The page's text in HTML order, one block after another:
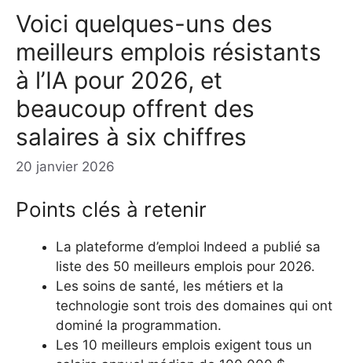
Voici quelques-uns des
meilleurs emplois résistants
à l’IA pour 2026, et
beaucoup offrent des
salaires à six chiffres
20 janvier 2026
Points clés à retenir
La plateforme d’emploi Indeed a publié sa
liste des 50 meilleurs emplois pour 2026.
Les soins de santé, les métiers et la
technologie sont trois des domaines qui ont
dominé la programmation.
Les 10 meilleurs emplois exigent tous un